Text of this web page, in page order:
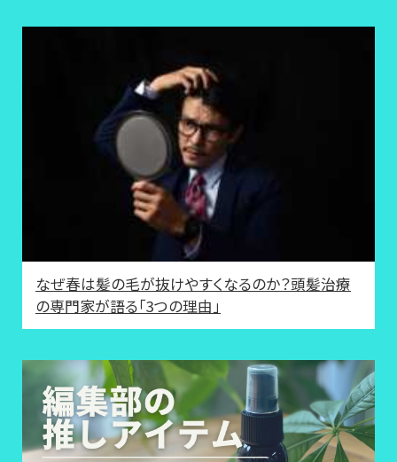
なぜ春は髪の毛が抜けやすくなるのか？頭髪治療
の専門家が語る「3つの理由」